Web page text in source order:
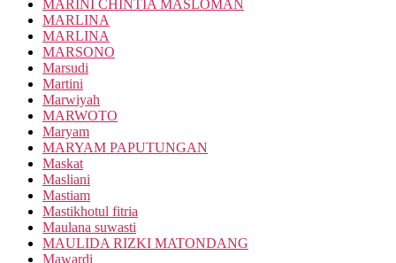
MARINI CHINTIA MASLOMAN
MARLINA
MARLINA
MARSONO
Marsudi
Martini
Marwiyah
MARWOTO
Maryam
MARYAM PAPUTUNGAN
Maskat
Masliani
Mastiam
Mastikhotul fitria
Maulana suwasti
MAULIDA RIZKI MATONDANG
Mawardi